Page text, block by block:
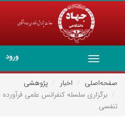
ورود
Toggle
navigation
صفحه‌اصلی
اخبار
پژوهشی
برگزاری سلسله کنفرانس علمی فرآورده
تنفسی